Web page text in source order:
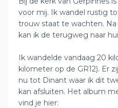
voor mij. Ik wandel rustig
trouw staat te wachten.
kan ik de terugweg naar
Ik wandelde vandaag 20
kilometer op de GR12). Er
nu tot Dinant waar ik dit
kan afsluiten. Het album
vind je hier: